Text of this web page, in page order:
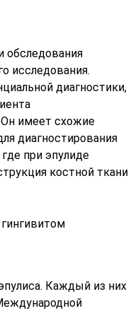
обследования
исследования.
диагностики,
Он имеет схожие
диагностирования
при эпулиде
костной ткани
Каждый из них